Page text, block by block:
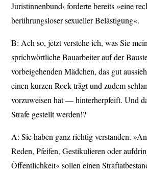
Juristinnenbund‹ forderte bereits »eine
berührungsloser sexueller Belästigung«.
B: Ach so, jetzt verstehe ich, was Sie
sprichwörtliche Bauarbeiter auf der
vorbeigehenden Mädchen, das gut
einen kurzen Rock trägt und zudem
vorzuweisen hat — hinterherpfeift. Und
Strafe gestellt werden!?
A: Sie haben ganz richtig verstanden.
Reden, Pfeifen, Gestikulieren oder
Öffentlichkeit« sollen einen